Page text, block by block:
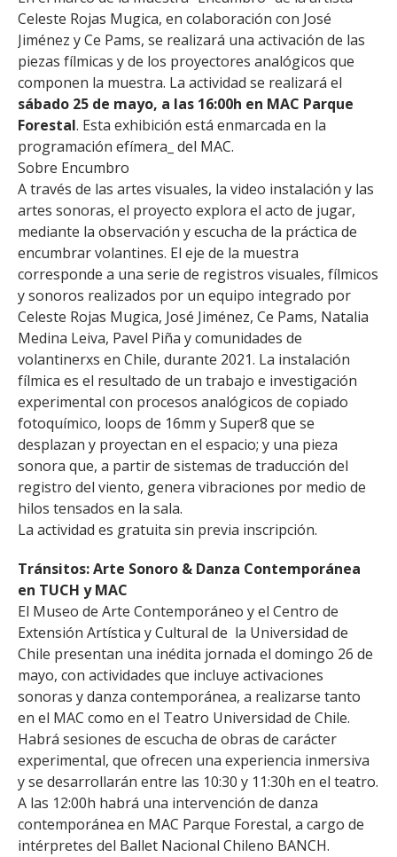
Celeste Rojas Mugica, en colaboración con José
Jiménez y Ce Pams, se realizará una activación de las
piezas fílmicas y de los proyectores analógicos que
componen la muestra. La actividad se realizará el
sábado 25 de mayo, a las 16:00h en MAC Parque
Forestal. Esta exhibición está enmarcada en la
programación efímera_ del MAC.
Sobre Encumbro
A través de las artes visuales, la video instalación y las
artes sonoras, el proyecto explora el acto de jugar,
mediante la observación y escucha de la práctica de
encumbrar volantines. El eje de la muestra
corresponde a una serie de registros visuales, fílmicos
y sonoros realizados por un equipo integrado por
Celeste Rojas Mugica, José Jiménez, Ce Pams, Natalia
Medina Leiva, Pavel Piña y comunidades de
volantinerxs en Chile, durante 2021. La instalación
fílmica es el resultado de un trabajo e investigación
experimental con procesos analógicos de copiado
fotoquímico, loops de 16mm y Super8 que se
desplazan y proyectan en el espacio; y una pieza
sonora que, a partir de sistemas de traducción del
registro del viento, genera vibraciones por medio de
hilos tensados en la sala.
La actividad es gratuita sin previa inscripción.
Tránsitos: Arte Sonoro & Danza Contemporánea
en TUCH y MAC
El Museo de Arte Contemporáneo y el Centro de
Extensión Artística y Cultural de la Universidad de
Chile presentan una inédita jornada el domingo 26 de
mayo, con actividades que incluye activaciones
sonoras y danza contemporánea, a realizarse tanto
en el MAC como en el Teatro Universidad de Chile.
Habrá sesiones de escucha de obras de carácter
experimental, que ofrecen una experiencia inmersiva
y se desarrollarán entre las 10:30 y 11:30h en el teatro.
A las 12:00h habrá una intervención de danza
contemporánea en MAC Parque Forestal, a cargo de
intérpretes del Ballet Nacional Chileno BANCH.